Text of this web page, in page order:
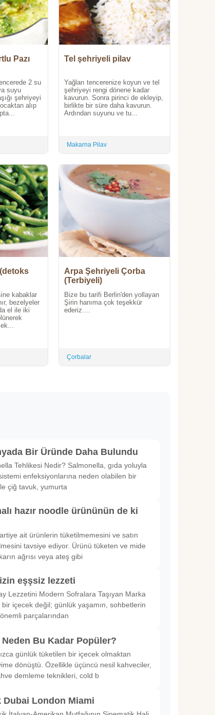
Pazı
2 su
suyu
şehriyeyi
alıp
Tel şehriyeli pilav
Yağları tencerenize koyun ve tel
şehriyeyi rengi dönene kadar
kavurun. Sonra pirinci de ekleyip,
birlikte bir süre daha kavurun.
Ardından suyunu ve tu...
Makarna Pilav
kabaklar
bezelyeler
el ile iki
Arpa Şehriyeli Çorba
(Terbiyeli)
Bize bu tarifi Berlin'den yollayan
Şirin hanıma çok teşekkür
ederiz....
Çorbalar
Bir Üründe Daha Bulundu
Tehlikesi Nedir? Salmonella, gıda yoluyla
enfeksiyonlarına neden olabilen bir
çiğ tavuk, yumurta
hazır noodle ürününün de ki
ait ürünlerin tüketilmemesini ve satın
tavsiye ediyor. Ürünü tüketen ve mide
ağrısı veya ateş gibi
eşşsiz lezzeti
Lezzetini Modern Sofralara Taşıyan Marka
bir içecek değil; günlük yaşamın, sohbetlerin
parçalarından
Bu Kadar Popüler?
günlük tüketilen bir içecek olmaktan
dönüştü. Özellikle üçüncü nesil kahveciler,
demleme teknikleri, cold b
Dubai London Miami